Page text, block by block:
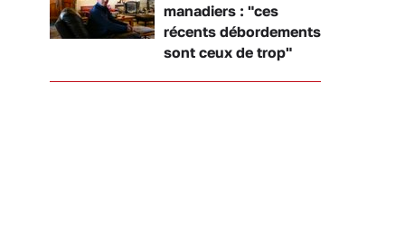
manadiers : "ces
récents débordements
sont ceux de trop"